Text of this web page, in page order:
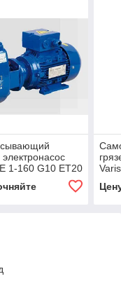
электронасос
1-160 G10 ET20